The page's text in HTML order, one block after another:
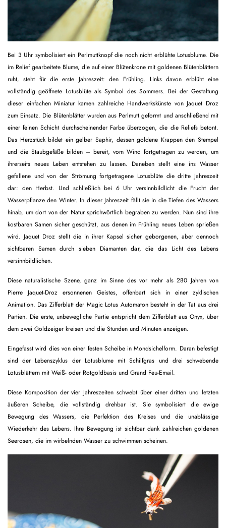
Bei 3 Uhr symbolisiert ein Perlmuttknopf die noch nicht erblühte Lotusblume. Die
im Relief gearbeitete Blume, die auf einer Blütenkrone mit goldenen Blütenblättern
ruht, steht für die erste Jahreszeit: den Frühling. Links davon erblüht eine
vollständig geöffnete Lotusblüte als Symbol des Sommers. Bei der Gestaltung
dieser einfachen Miniatur kamen zahlreiche Handwerkskünste von Jaquet Droz
zum Einsatz. Die Blütenblätter wurden aus Perlmutt geformt und anschließend mit
einer feinen Schicht durchscheinender Farbe überzogen, die die Reliefs betont.
Das Herzstück bildet ein gelber Saphir, dessen goldene Krappen den Stempel
und die Staubgefäße bilden – bereit, vom Wind fortgetragen zu werden, um
ihrerseits neues Leben entstehen zu lassen. Daneben stellt eine ins Wasser
gefallene und von der Strömung fortgetragene Lotusblüte die dritte Jahreszeit
dar: den Herbst. Und schließlich bei 6 Uhr versinnbildlicht die Frucht der
Wasserpflanze den Winter. In dieser Jahreszeit fällt sie in die Tiefen des Wassers
hinab, um dort von der Natur sprichwörtlich begraben zu werden. Nun sind ihre
kostbaren Samen sicher geschützt, aus denen im Frühling neues Leben sprießen
wird. Jaquet Droz stellt die in ihrer Kapsel sicher geborgenen, aber dennoch
sichtbaren Samen durch sieben Diamanten dar, die das Licht des Lebens
versinnbildlichen.
Diese naturalistische Szene, ganz im Sinne des vor mehr als 280 Jahren von
Pierre Jaquet-Droz ersonnenen Geistes, offenbart sich in einer zyklischen
Animation. Das Zifferblatt der Magic Lotus Automaton besteht in der Tat aus drei
Partien. Die erste, unbewegliche Partie entspricht dem Zifferblatt aus Onyx, über
dem zwei Goldzeiger kreisen und die Stunden und Minuten anzeigen.
Eingefasst wird dies von einer festen Scheibe in Mondsichelform. Daran befestigt
sind der Lebenszyklus der Lotusblume mit Schilfgras und drei schwebende
Lotusblättern mit Weiß- oder Rotgoldbasis und Grand Feu-Email.
Diese Komposition der vier Jahreszeiten schwebt über einer dritten und letzten
äußeren Scheibe, die vollständig drehbar ist. Sie symbolisiert die ewige
Bewegung des Wassers, die Perfektion des Kreises und die unablässige
Wiederkehr des Lebens. Ihre Bewegung ist sichtbar dank zahlreichen goldenen
Seerosen, die im wirbelnden Wasser zu schwimmen scheinen.